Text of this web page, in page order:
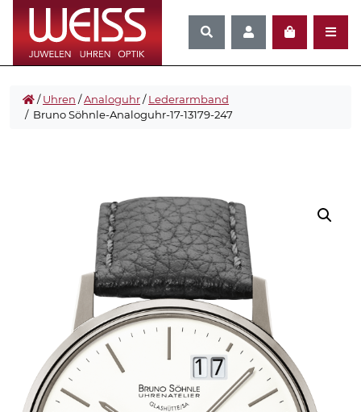
/Uhren /Analoguhr/Lederarmband
/ Bruno Söhnle-Analoguhr-17-13179-247